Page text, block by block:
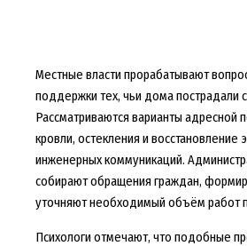
Местные власти прорабатывают
поддержки тех, чьи дома пострадали
Рассматриваются варианты адресной
кровли, остекления и восстановление
инженерных коммуникаций.
собирают обращения граждан,
уточняют необходимый объём работ
Психологи отмечают, что подобные